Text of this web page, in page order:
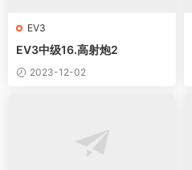
EV3
EV3中级16.高射炮2
2023-12-02